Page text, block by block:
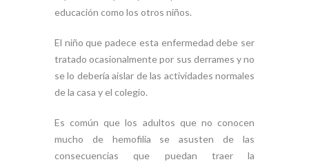
educación como los otros niños.
El niño que padece esta enfermedad debe ser
tratado ocasionalmente por sus derrames y no
se lo debería aislar de las actividades normales
de la casa y el colegio.
Es común que los adultos que no conocen
mucho de hemofilia se asusten de las
consecuencias que puedan traer la